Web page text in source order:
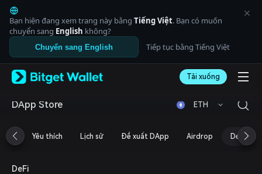
English
日本語
Tiếng Việt
Русский
Español (Latinoamérica)
Italiano
Deutsch
繁體中文
Português (Portugal)
ภาษาไทย
Bạn hiện đang xem trang này bằng Tiếng Việt. Bạn có muốn
chuyển sang English không?
Chuyển sang English Tiếp tục bằng Tiếng Việt
Tải xuống
DApp Store ETH
Yêu thích Lịch sử Đề xuất DApp Airdrop DeFi
DeFi